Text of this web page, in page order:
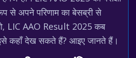
से अपने परिणाम का बेसब्री से
LIC AAO Result 2025 कब
कहाँ देख सकते हैं? आइए जानते हैं।